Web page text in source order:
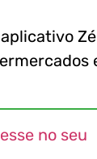
no seu